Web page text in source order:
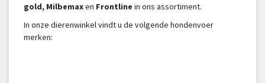
gold, Milbemaxen Frontline in ons assortiment.
In onze dierenwinkel vindt u de volgende hondenvoer
merken: